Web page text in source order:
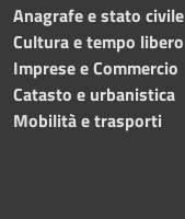
Anagrafe e stato civile
Cultura e tempo libero
Imprese e Commercio
Catasto e urbanistica
Mobilità e trasporti